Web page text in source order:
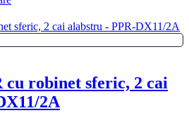
robinet sferic, 2 cai
2A